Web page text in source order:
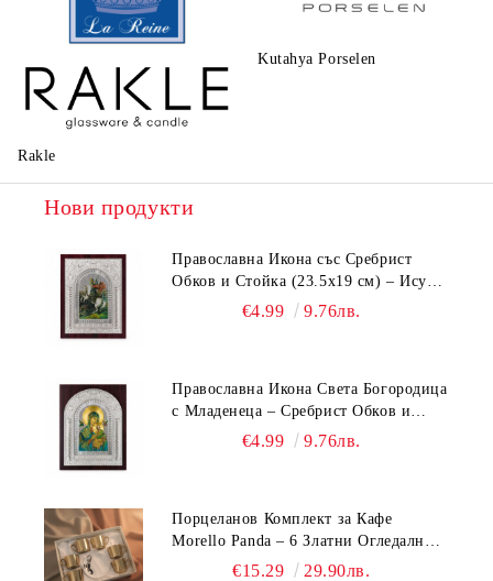
La Reine Kutahya Porselen
Rakle
Нови продукти
Православна Икона със Сребрист
Обков и Стойка (23.5х19 см) – Исус
Христос, Св. Георги, Св. Николай
€4.99 9.76лв.
Православна Икона Света Богородица
с Младенеца – Сребрист Обков и
Стойка (23.5х19 см, 6 Модела)
€4.99 9.76лв.
Порцеланов Комплект за Кафе
Morello Panda – 6 Златни Огледални
Чаши с Анаморфно Отражение и
€15.29 29.90лв.